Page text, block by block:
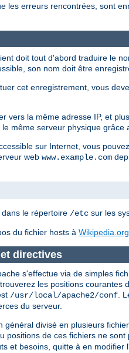
les erreurs rencontrées, sont
doit tout d'abord traduire le
son nom doit être
cet enregistrement, vous
vers la même adresse IP, et
même serveur physique grâce
sur Internet, vous
web www.example.com
le répertoire /etc sur les
du fichier hosts à
directives
s'effectue via de simples
les positions courantes
/usr/local/apache2/conf.
du serveur.
général divisé en plusieurs
positions de ces fichiers ne
et besoins, quitte à en modifier